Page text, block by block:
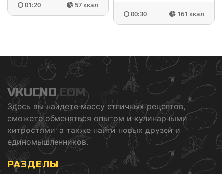
01:20 57 ккал
00:30 161 ккал
VKUCNO.COM
Здесь вы найдете массу отличных рецептов,
сможете обменяться опытом и кулинарными
хитростями, а также найти новых друзей и
единомышленников.
РАЗДЕЛЫ